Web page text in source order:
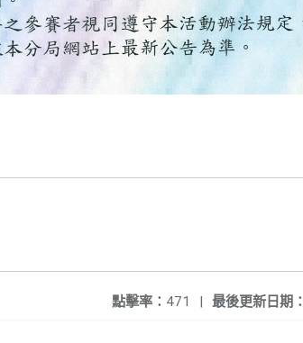
最後更新日期：
點擊率： 471 |